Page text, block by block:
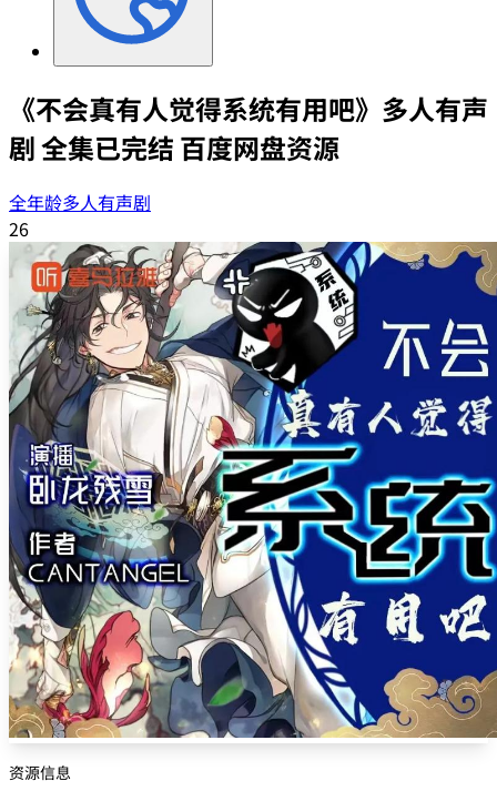
《不会真有人觉得系统有用吧》多人有声
剧 全集已完结 百度网盘资源
全年龄多人有声剧
26
资源信息